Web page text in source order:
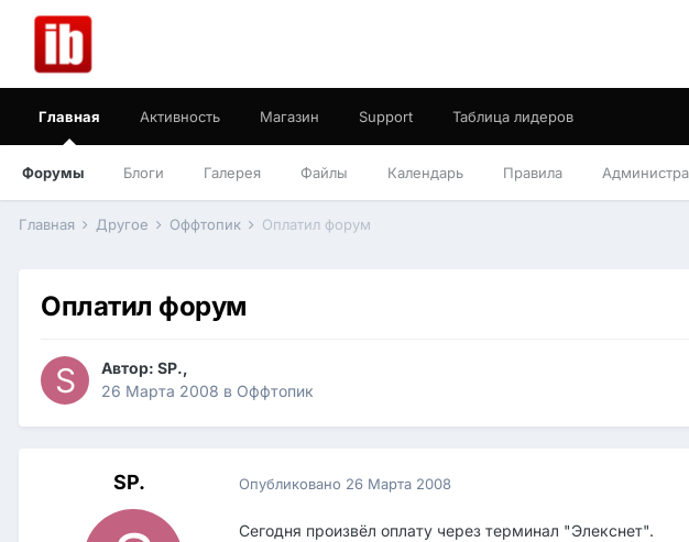
Главная
Форумы Блоги Галерея Файлы Календарь Правила
Активность Магазин Support Таблица лидеров
Главная Другое Оффтопик Оплатил форум
Оплатил форум
Автор: SP.,
26 Марта 2008 в Оффтопик
SP. Опубликовано 26 Марта 2008
Сегодня произвёл оплату через терминал "Элекснет".